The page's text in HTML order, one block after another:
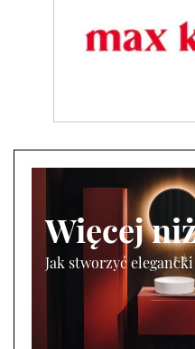
Więcej
Jak stworzyć